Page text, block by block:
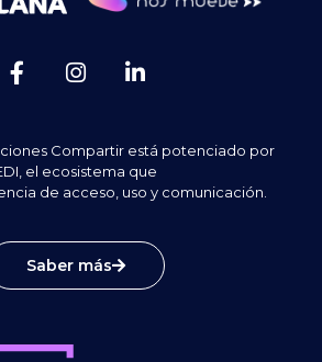
Compartir está potenciado por
el ecosistema que
de acceso, uso y comunicación.
Saber más